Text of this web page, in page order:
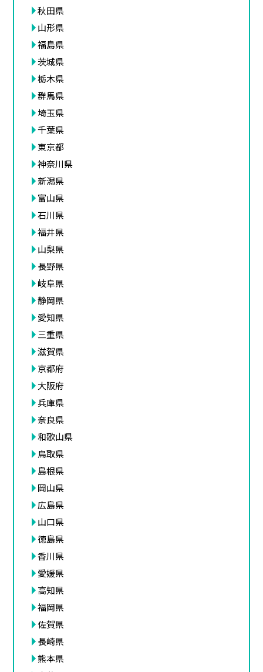
秋田県
山形県
福島県
茨城県
栃木県
群馬県
埼玉県
千葉県
東京都
神奈川県
新潟県
富山県
石川県
福井県
山梨県
長野県
岐阜県
静岡県
愛知県
三重県
滋賀県
京都府
大阪府
兵庫県
奈良県
和歌山県
鳥取県
島根県
岡山県
広島県
山口県
徳島県
香川県
愛媛県
高知県
福岡県
佐賀県
長崎県
熊本県